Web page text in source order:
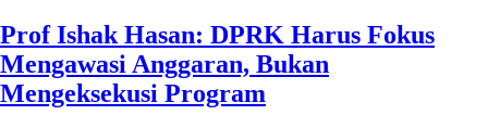
Prof Ishak Hasan: DPRK Harus Fokus
Mengawasi Anggaran, Bukan
Mengeksekusi Program